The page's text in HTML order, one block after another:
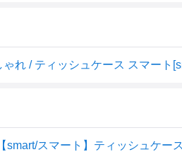
れ / ティッシュケース スマート
smart/スマート】ティッシュケー